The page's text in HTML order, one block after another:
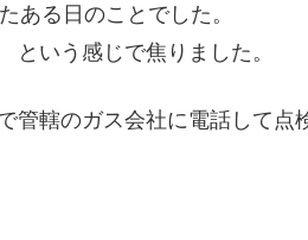
ある日のことでした。
いう感じで焦りました。
管轄のガス会社に電話して点